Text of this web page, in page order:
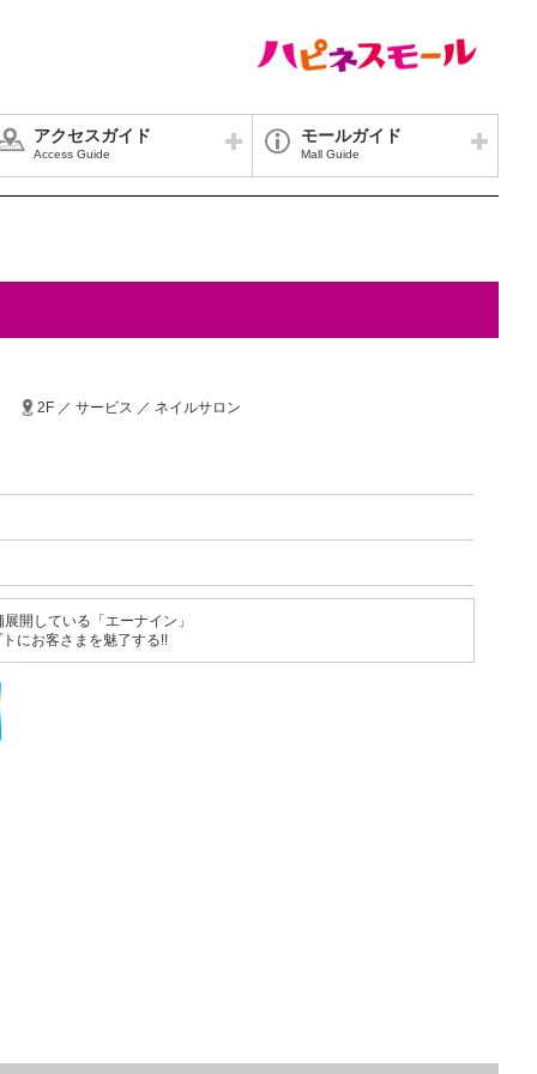
アクセスガイド
Access Guide
モールガイド
Mall Guide
2F ／ サービス ／ ネイルサロン
開している「エーナイン」
にお客さまを魅了する!!